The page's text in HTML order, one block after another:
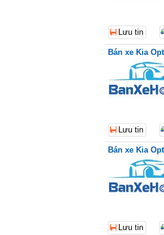
Lưu tin
Bán xe Kia
Lưu tin
Bán xe Kia
Lưu tin